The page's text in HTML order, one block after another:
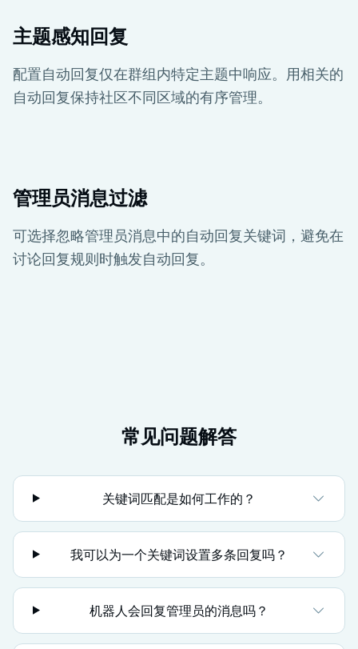
主题感知回复
配置自动回复仅在群组内特定主题中响应。用相关的
自动回复保持社区不同区域的有序管理。
管理员消息过滤
可选择忽略管理员消息中的自动回复关键词，避免在
讨论回复规则时触发自动回复。
常见问题解答
关键词匹配是如何工作的？
我可以为一个关键词设置多条回复吗？
机器人会回复管理员的消息吗？